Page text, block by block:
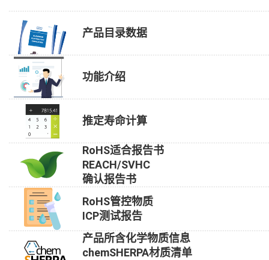
产品目录数据
功能介绍
推定寿命计算
RoHS适合报告书
REACH/SVHC
确认报告书
RoHS管控物质
ICP测试报告
产品所含化学物质信息
chemSHERPA材质清单